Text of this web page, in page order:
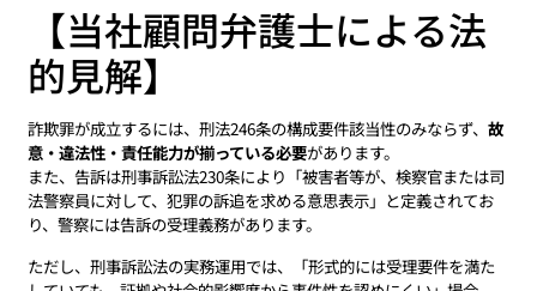
【当社顧問弁護士による法
的見解】
詐欺罪が成立するには、刑法246条の構成要件該当性のみならず、故
意・違法性・責任能力が揃っている必要があります。
また、告訴は刑事訴訟法230条により「被害者等が、検察官または司
法警察員に対して、犯罪の訴追を求める意思表示」と定義されてお
り、警察には告訴の受理義務があります。
ただし、刑事訴訟法の実務運用では、「形式的には受理要件を満た